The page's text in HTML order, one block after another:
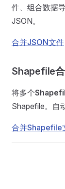
件、组合数据
JSON。
合并JSON文件
Shapefile
将多个
Shapefile。自
合并Shapefile